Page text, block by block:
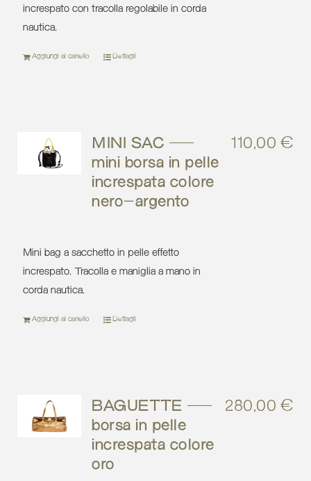
increspato con tracolla regolabile in corda
nautica.
Aggiungi al carrello Dettagli
MINI SAC –
mini borsa in pelle
increspata colore
nero-argento
110,00€
Mini bag a sacchetto in pelle effetto
increspato. Tracolla e maniglia a mano in
corda nautica.
Aggiungi al carrello Dettagli
BAGUETTE –
borsa in pelle
increspata colore
oro
280,00€